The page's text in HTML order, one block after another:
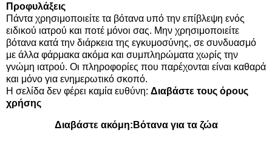
Προφυλάξεις
Πάντα χρησιμοποιείτε τα βότανα υπό την επίβλεψη ενός
ειδικού ιατρού και ποτέ μόνοι σας. Μην χρησιμοποιείτε
βότανα κατά την διάρκεια της εγκυμοσύνης, σε συνδυασμό
με άλλα φάρμακα ακόμα και συμπληρώματα χωρίς την
γνώμη ιατρού. Οι πληροφορίες που παρέχονται είναι καθαρά
και μόνο για ενημερωτικό σκοπό.
Η σελίδα δεν φέρει καμία ευθύνη: Διαβάστε τους όρους
χρήσης
Διαβάστε ακόμη: Βότανα για τα ζώα